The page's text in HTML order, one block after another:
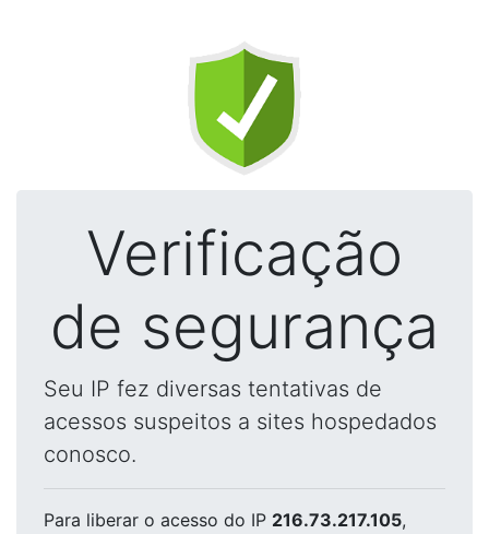
Verificação
de segurança
Seu IP fez diversas tentativas de
acessos suspeitos a sites hospedados
conosco.
Para liberar o acesso do IP 216.73.217.105,